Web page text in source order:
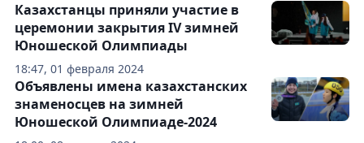
18:47, 01 февраля 2024
Казахстанцы приняли участие в
церемонии закрытия IV зимней
Юношеской Олимпиады
Объявлены имена казахстанских
знаменосцев на зимней
Юношеской Олимпиаде-2024